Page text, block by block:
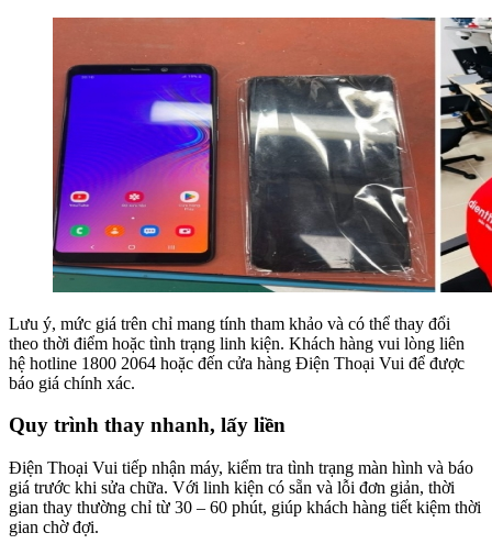
Lưu ý, mức giá trên chỉ mang tính tham khảo và có thể thay đổi
theo thời điểm hoặc tình trạng linh kiện. Khách hàng vui lòng liên
hệ hotline 1800 2064 hoặc đến cửa hàng Điện Thoại Vui để được
báo giá chính xác.
Quy trình thay nhanh, lấy liền
Điện Thoại Vui tiếp nhận máy, kiểm tra tình trạng màn hình và báo
giá trước khi sửa chữa. Với linh kiện có sẵn và lỗi đơn giản, thời
gian thay thường chỉ từ 30 – 60 phút, giúp khách hàng tiết kiệm thời
gian chờ đợi.